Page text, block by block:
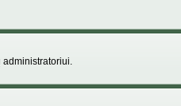
administratoriui.